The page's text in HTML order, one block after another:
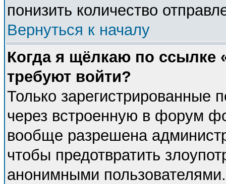
понизить количество
Вернуться к началу
Когда я щёлкаю по ссылке
требуют войти?
Только зарегистрированные
через встроенную в форум
вообще разрешена
чтобы предотвратить
анонимными пользователями.